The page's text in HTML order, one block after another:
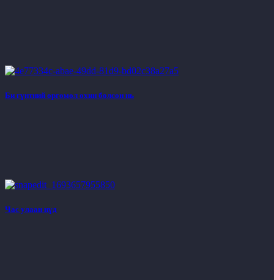
Би гүнтний өргөмөл охин болсон нь
Час улаан нүд